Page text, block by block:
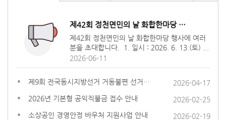
제42회 정천면민의 날 화합한마당 행사에 여러분
제42회 정천면민의 날 화합한마당 행사에 여러
분을 초대합니다. 1. 일시 : 2026. 6. 13.(토) ...
2026-06-11
제9회 전국동시지방선거 거동불편 선거인 투표편희 차량 지원 안내
2026-04-17
2026년 기본형 공익직불금 접수 안내
2026-02-25
소상공인 경영안정 바우처 지원사업 안내
2026-02-19